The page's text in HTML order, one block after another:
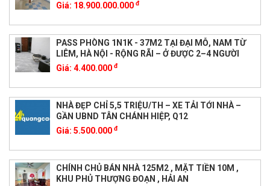
Giá: 18.900.000.000 đ
PASS PHÒNG 1N1K - 37M2 TẠI ĐẠI MỖ, NAM TỪ
LIÊM, HÀ NỘI - RỘNG RÃI – Ở ĐƯỢC 2–4 NGƯỜI
Giá: 4.400.000 đ
NHÀ ĐẸP CHỈ 5,5 TRIỆU/TH – XE TẢI TỚI NHÀ –
GẦN UBND TÂN CHÁNH HIỆP, Q12
Giá: 5.500.000 đ
CHÍNH CHỦ BÁN NHÀ 125M2 , MẶT TIỀN 10M ,
KHU PHỦ THƯỢNG ĐOẠN , HẢI AN